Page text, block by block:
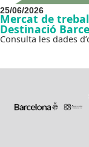
25/06/2026
Mercat de
Destinació
Consulta les dades